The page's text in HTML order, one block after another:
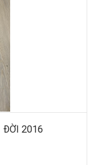
ĐỜI 2016